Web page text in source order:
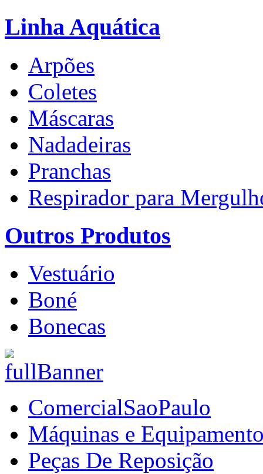
Linha Aquática
Arpões
Coletes
Máscaras
Nadadeiras
Pranchas
Respirador para
Outros Produtos
Vestuário
Boné
Bonecas
ComercialSaoPaulo
Máquinas e
Peças De Reposição